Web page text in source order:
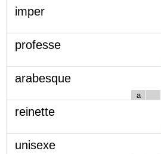
imper
professe
arabesque
a
reinette
unisexe